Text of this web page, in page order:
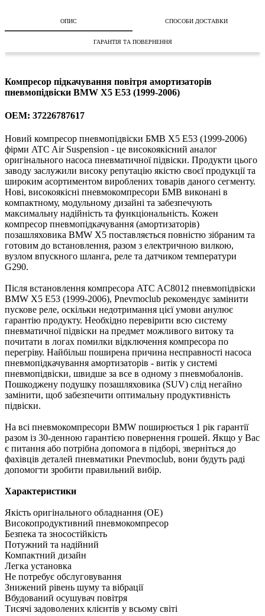
ОПИС СПОСОБИ ДОСТАВКИ
ГАРАНТІЯ ТА ПОВЕРНЕННЯ
Компресор підкачування повітря амортизаторів
пневмопідвіски BMW X5 E53 (1999-2006)
OEM: 37226787617
Новий компресор пневмопідвіски БМВ X5 E53 (1999-2006)
фірми ATC Air Suspension - це високоякісний аналог
оригінального насоса пневматичної підвіски. Продукти цього
заводу заслужили високу репутацію якістю своєї продукції та
широким асортиментом вироблених товарів даного сегменту.
Нові, високоякісні пневмокомпресори БМВ виконані в
компактному, модульному дизайні та забезпечують
максимальну надійність та функціональність. Кожен
компресор пневмопідкачування (амортизаторів)
позашляховика BMW X5 поставляється повністю зібраним та
готовим до встановлення, разом з електричною вилкою,
вузлом впускного шланга, реле та датчиком температури
G290.
Після встановлення компресора ATC AC8012 пневмопідвіски
BMW X5 E53 (1999-2006), Pnevmoclub рекомендує замінити
пускове реле, оскільки недотримання цієї умови анулює
гарантію продукту. Необхідно перевірити всю систему
пневматичної підвіски на предмет можливого витоку та
почитати в логах помилки відключення компресора по
перегріву. Найбільш поширена причина несправності насоса
пневмопідкачування амортизаторів - витік у системі
пневмопідвіски, швидше за все в одному з пневмобалонів.
Пошкоджену подушку позашляховика (SUV) слід негайно
замінити, щоб забезпечити оптимальну продуктивність
підвіски.
На всі пневмокомпресори BMW поширюється 1 рік гарантії
разом із 30-денною гарантією повернення грошей. Якщо у Вас
є питання або потрібна допомога в підборі, зверніться до
фахівців деталей пневматики Pnevmoclub, вони будуть раді
допомогти зробити правильний вибір.
Характеристики
Якість оригінального обладнання (ОЕ)
Високопродуктивний пневмокомпресор
Безпека та зносостійкість
Потужний та надійний
Компактний дизайн
Легка установка
Не потребує обслуговування
Знижений рівень шуму та вібрації
Вбудований осушувач повітря
Тисячі задоволених клієнтів у всьому світі